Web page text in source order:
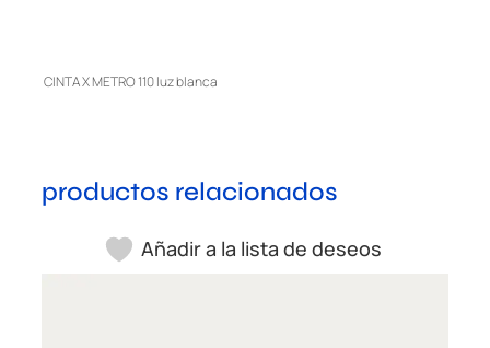
CINTA X METRO 110 luz blanca
productos relacionados
Añadir a la lista de deseos